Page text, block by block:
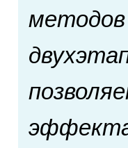
методов
эффекта